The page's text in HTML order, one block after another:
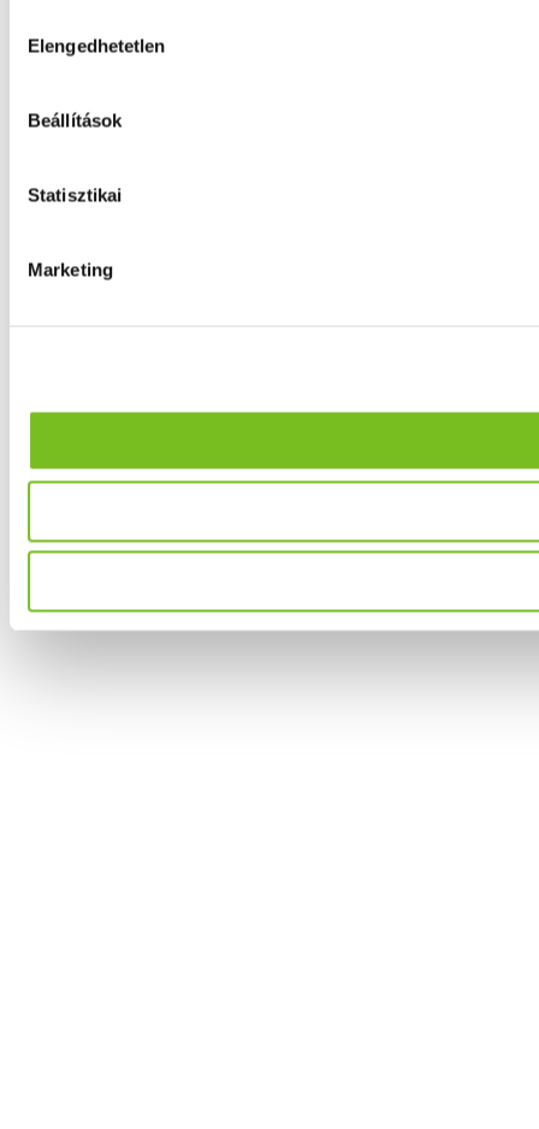
kiválasztása
Elengedhetetlen
Beállítások
Statisztikai
Marketing